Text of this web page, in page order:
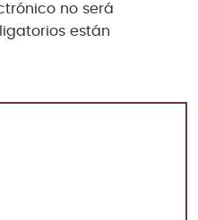
no será
están